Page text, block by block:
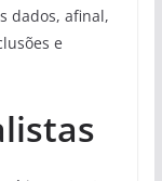
dados, afinal,
e